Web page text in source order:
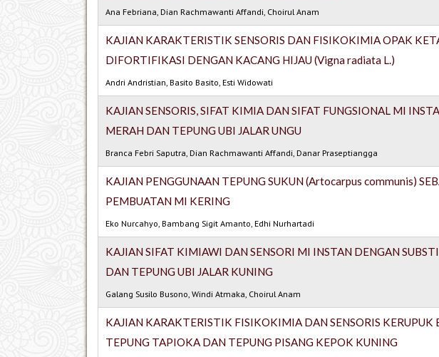
Ana Febriana, Dian Rachmawanti Affandi, Choirul Anam
KAJIAN KARAKTERISTIK SENSORIS DAN FISIKOKIMIA OPAK
DIFORTIFIKASI DENGAN KACANG HIJAU (Vigna radiata L.)
Andri Andristian, Basito Basito, Esti Widowati
KAJIAN SENSORIS, SIFAT KIMIA DAN SIFAT FUNGSIONAL MI
MERAH DAN TEPUNG UBI JALAR UNGU
Branca Febri Saputra, Dian Rachmawanti Affandi, Danar Praseptiangga
KAJIAN PENGGUNAAN TEPUNG SUKUN (Artocarpus communis)
PEMBUATAN MI KERING
Eko Nurcahyo, Bambang Sigit Amanto, Edhi Nurhartadi
KAJIAN SIFAT KIMIAWI DAN SENSORI MI INSTAN DENGAN
DAN TEPUNG UBI JALAR KUNING
Galang Susilo Busono, Windi Atmaka, Choirul Anam
KAJIAN KARAKTERISTIK FISIKOKIMIA DAN SENSORIS KERUPUK
TEPUNG TAPIOKA DAN TEPUNG PISANG KEPOK KUNING